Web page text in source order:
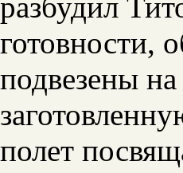
готовности,
подвезены
полет